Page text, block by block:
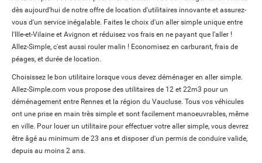
dès aujourd'hui de notre offre de location d'utilitaires innovante et assurez-
vous d'un service inégalable. Faites le choix d'un aller simple unique entre
l'Ille-et-Vilaine et Avignon et réduisez vos frais en ne payant que l'aller !
Allez-Simple, c'est aussi rouler malin ! Economisez en carburant, frais de
péages, et durée de location.
Choisissez le bon utilitaire lorsque vous devez déménager en aller simple.
Allez-Simple.com vous propose des utilitaires de 12 et 22m3 pour un
déménagement entre Rennes et la région du Vaucluse. Tous vos véhicules
ont une prise en main très simple et sont facilement manoeuvrables, même
en ville. Pour louer un utilitaire pour effectuer votre aller simple, vous devrez
être âgé au minimum de 23 ans et disposer d'un permis de conduire valide,
depuis au moins 2 ans.